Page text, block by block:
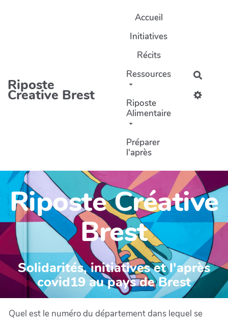
Riposte
Creative Brest
Accueil
Initiatives
Récits
Ressources
Riposte
Alimentaire
Préparer
l'après
Riposte Créative
Brest
Solidarités, initiatives et l'après
covid19 au pays de Brest
Quel est le numéro du département dans lequel se